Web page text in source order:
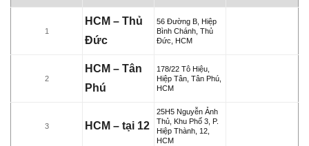
1
HCM – Thủ
Đức
56 Đường B, Hiệp
Bình Chánh, Thủ
Đức, HCM
2
HCM – Tân
Phú
178/22 Tô Hiệu,
Hiệp Tân, Tân Phú,
HCM
3 HCM – tại 12
25H5 Nguyễn Ảnh
Thủ, Khu Phố 3, P.
Hiệp Thành, 12,
HCM